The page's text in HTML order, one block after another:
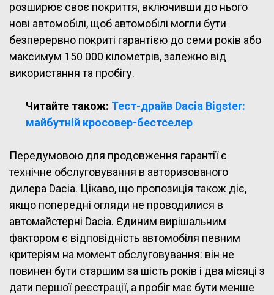
розширює своє покриття, включивши до нього
нові автомобілі, щоб автомобілі могли бути
безперервно покриті гарантією до семи років або
максимум 150 000 кілометрів, залежно від
використання та пробігу.
Читайте також: Тест-драйв Dacia Bigster:
майбутній кросовер-бестселер
Передумовою для продовження гарантії є
технічне обслуговування в авторизованого
дилера Dacia. Цікаво, що пропозиція також діє,
якщо попередні огляди не проводилися в
автомайстерні Dacia. Єдиним вирішальним
фактором є відповідність автомобіля певним
критеріям на момент обслуговування: він не
повинен бути старшим за шість років і два місяці з
дати першої реєстрації, а пробіг має бути менше